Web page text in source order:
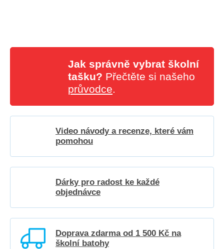
Jak správně vybrat školní
tašku? Přečtěte si našeho
průvodce.
Video návody a recenze, které vám
pomohou
Dárky pro radost ke každé
objednávce
Doprava zdarma od 1 500 Kč na
školní batohy